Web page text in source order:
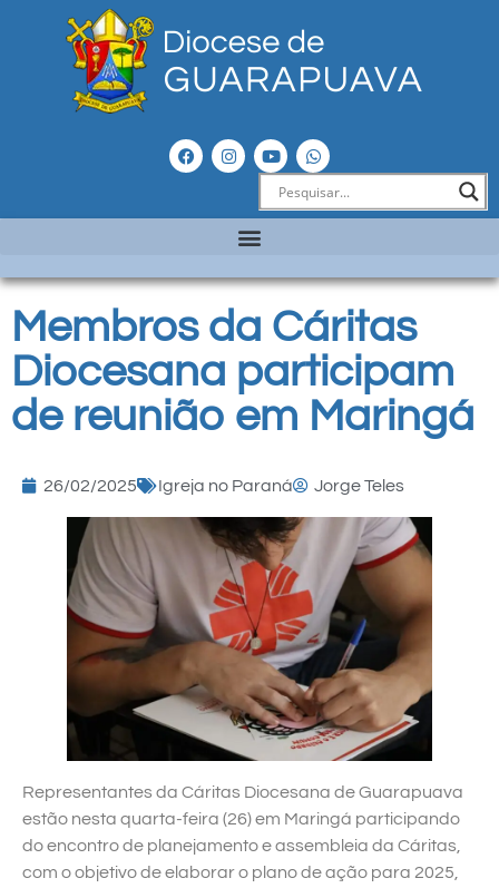
Membros da Cáritas
Diocesana participam
de reunião em Maringá
26/02/2025 Igreja no Paraná Jorge Teles
Representantes da Cáritas Diocesana de Guarapuava
estão nesta quarta-feira (26) em Maringá participando
do encontro de planejamento e assembleia da Cáritas,
com o objetivo de elaborar o plano de ação para 2025,